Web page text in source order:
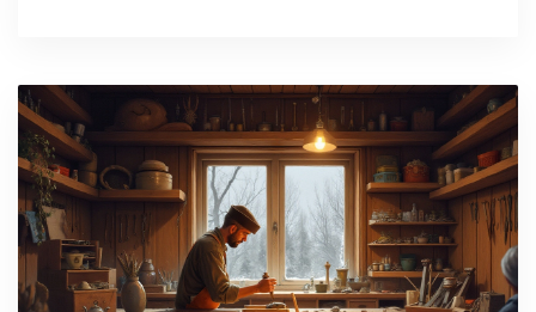
применению. Узнайте, как вкладывать
деньги в инструменты, которые будут
служить вам долго и надежно.